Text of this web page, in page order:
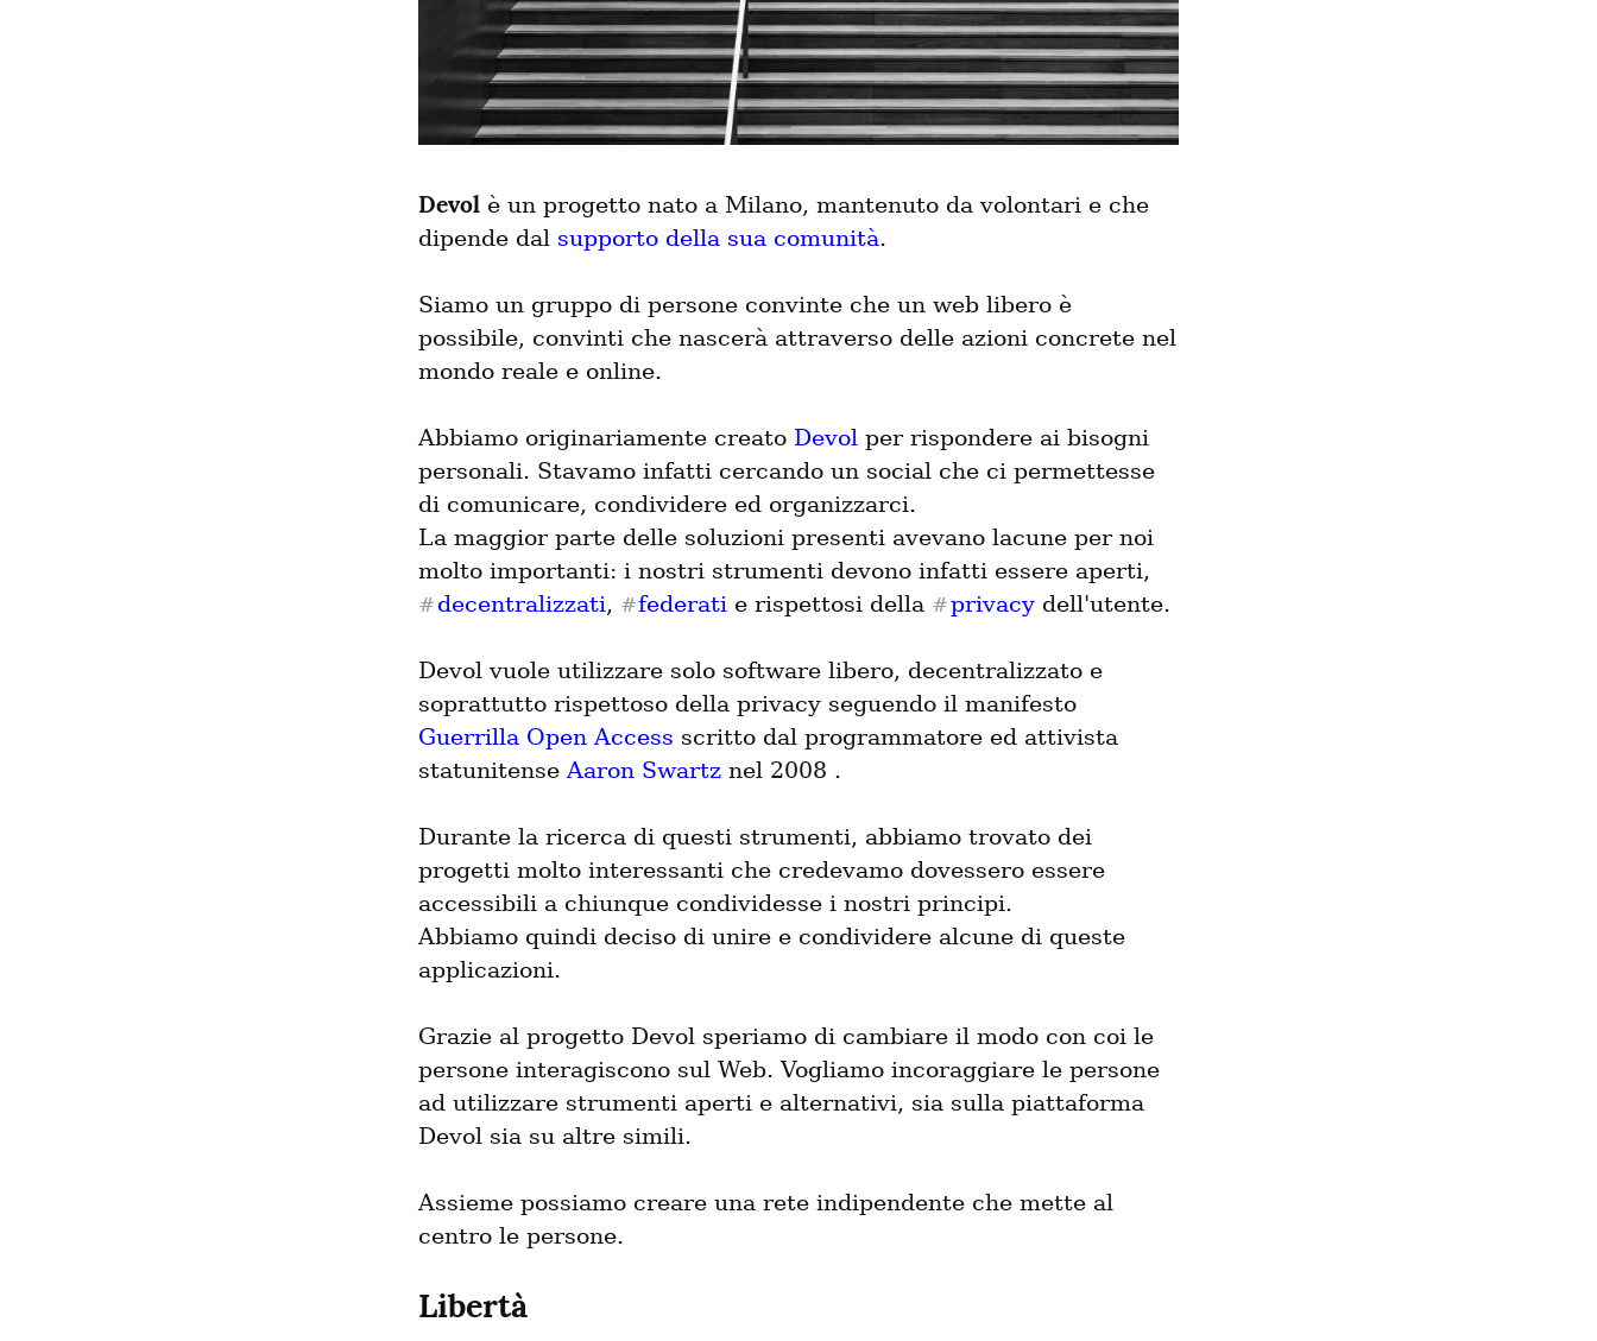
Devol è un progetto nato a Milano, mantenuto da volontari e che
dipende dal supporto della sua comunità.
Siamo un gruppo di persone convinte che un web libero è
possibile, convinti che nascerà attraverso delle azioni concrete nel
mondo reale e online.
Abbiamo originariamente creato Devol per rispondere ai bisogni
personali. Stavamo infatti cercando un social che ci permettesse
di comunicare, condividere ed organizzarci.
La maggior parte delle soluzioni presenti avevano lacune per noi
# decentralizzati, #federati e rispettosi della #privacy dell'utente.
Devol vuole utilizzare solo software libero, decentralizzato e
Guerrilla Open Access scritto dal programmatore ed attivista
statunitense Aaron Swartz nel 2008 .
Durante la ricerca di questi strumenti, abbiamo trovato dei
progetti molto interessanti che credevamo dovessero essere
accessibili a chiunque condividesse i nostri principi.
Abbiamo quindi deciso di unire e condividere alcune di queste
applicazioni.
Grazie al progetto Devol speriamo di cambiare il modo con coi le
persone interagiscono sul Web. Vogliamo incoraggiare le persone
ad utilizzare strumenti aperti e alternativi, sia sulla piattaforma
Devol sia su altre simili.
Assieme possiamo creare una rete indipendente che mette al
centro le persone.
Libertà